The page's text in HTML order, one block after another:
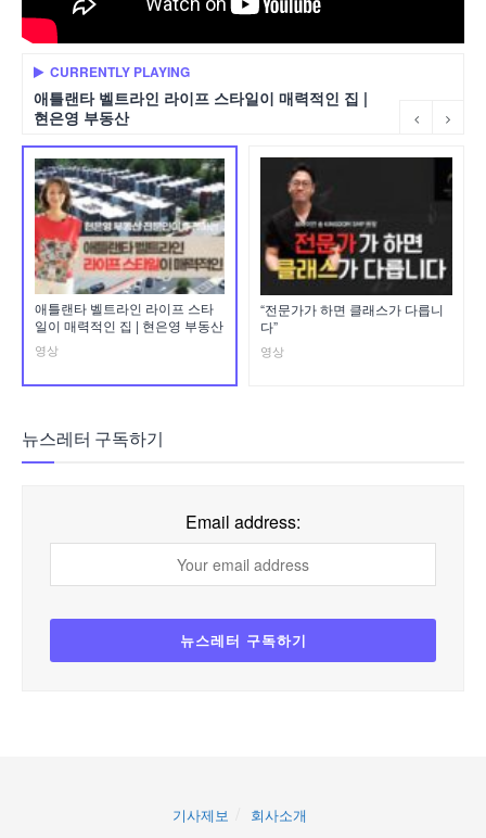
CURRENTLY PLAYING
애틀랜타 벨트라인 라이프 스타일이 매력적인 집 |
현은영 부동산
애틀랜타 벨트라인 라이프 스타
일이 매력적인 집 | 현은영 부동산
영상
“전문가가 하면 클래스가 다릅니
다”
영상
뉴스레터 구독하기
Email address:
기사제보 회사소개